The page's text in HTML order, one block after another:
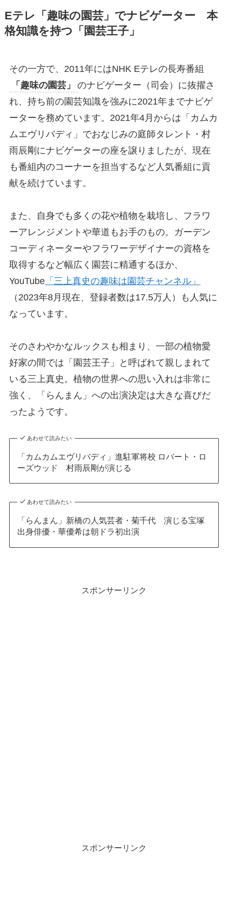
Eテレ「趣味の園芸」でナビゲーター 本
格知識を持つ「園芸王子」
その一方で、2011年にはNHK Eテレの長寿番組
「趣味の園芸」
のナビゲーター（司会）に抜擢さ
れ、持ち前の園芸知識を強みに2021年までナビゲ
ーターを務めています。2021年4月からは「カムカ
ムエヴリバディ」でおなじみの庭師タレント・村
雨辰剛にナビゲーターの座を譲りましたが、現在
も番組内のコーナーを担当するなど人気番組に貢
献を続けています。
また、自身でも多くの花や植物を栽培し、フラワ
ーアレンジメントや華道もお手のもの。ガーデン
コーディネーターやフラワーデザイナーの資格を
取得するなど幅広く園芸に精通するほか、
YouTube「三上真史の趣味は園芸チャンネル」
（2023年8月現在、登録者数は17.5万人）も人気に
なっています。
そのさわやかなルックスも相まり、一部の植物愛
好家の間では「園芸王子」と呼ばれて親しまれて
いる三上真史。植物の世界への思い入れは非常に
強く、「らんまん」への出演決定は大きな喜びだ
ったようです。
あわせて読みたい
「カムカムエヴリバディ」進駐軍将校 ロバート・ロ
ーズウッド 村雨辰剛が演じる
あわせて読みたい
「らんまん」新橋の人気芸者・菊千代 演じる宝塚
出身俳優・華優希は朝ドラ初出演
スポンサーリンク
スポンサーリンク